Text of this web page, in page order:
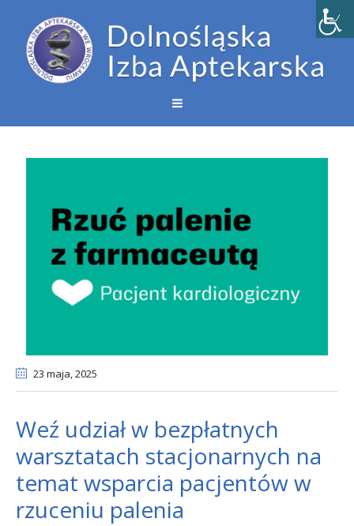
23 maja, 2025
Weź udział w bezpłatnych
warsztatach stacjonarnych na
temat wsparcia pacjentów w
rzuceniu palenia